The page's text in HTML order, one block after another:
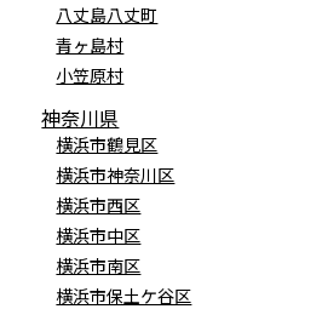
八丈島八丈町
青ヶ島村
小笠原村
神奈川県
横浜市鶴見区
横浜市神奈川区
横浜市西区
横浜市中区
横浜市南区
横浜市保土ケ谷区